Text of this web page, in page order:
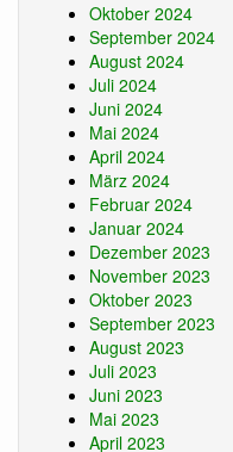
Oktober 2024
September 2024
August 2024
Juli 2024
Juni 2024
Mai 2024
April 2024
März 2024
Februar 2024
Januar 2024
Dezember 2023
November 2023
Oktober 2023
September 2023
August 2023
Juli 2023
Juni 2023
Mai 2023
April 2023